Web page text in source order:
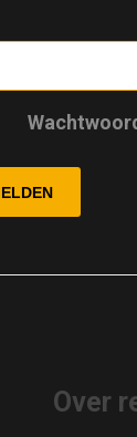
Over